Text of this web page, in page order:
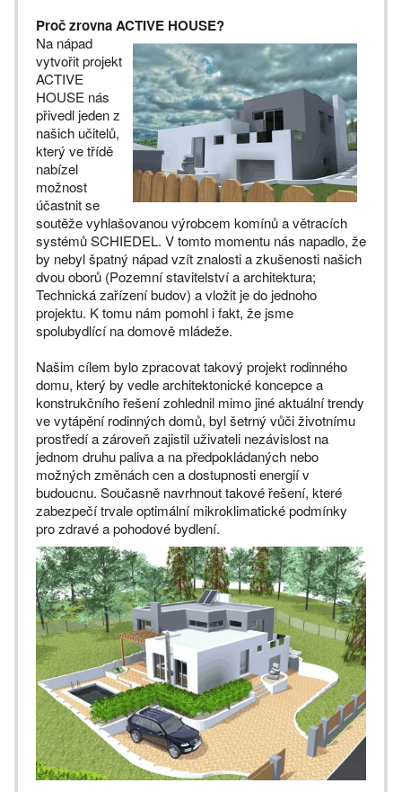
Proč zrovna ACTIVE HOUSE?
Na nápad
vytvořit projekt
ACTIVE
HOUSE nás
přivedl jeden z
našich učitelů,
který ve třídě
nabízel
možnost
účastnit se
soutěže vyhlašovanou výrobcem komínů a větracích
systémů SCHIEDEL. V tomto momentu nás napadlo, že
by nebyl špatný nápad vzít znalosti a zkušenosti našich
dvou oborů (Pozemní stavitelství a architektura;
Technická zařízení budov) a vložit je do jednoho
projektu. K tomu nám pomohl i fakt, že jsme
spolubydlící na domově mládeže.
Našim cílem bylo zpracovat takový projekt rodinného
domu, který by vedle architektonické koncepce a
konstrukčního řešení zohlednil mimo jiné aktuální trendy
ve vytápění rodinných domů, byl šetrný vůči životnímu
prostředí a zároveň zajistil uživateli nezávislost na
jednom druhu paliva a na předpokládaných nebo
možných změnách cen a dostupnosti energií v
budoucnu. Současně navrhnout takové řešení, které
zabezpečí trvale optimální mikroklimatické podmínky
pro zdravé a pohodové bydlení.